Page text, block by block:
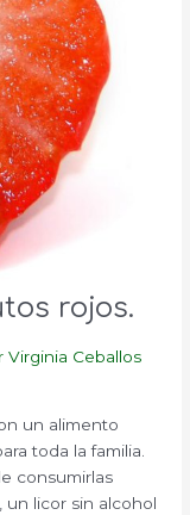
rojos.
Virginia Ceballos
un alimento
toda la familia.
consumirlas
licor sin alcohol